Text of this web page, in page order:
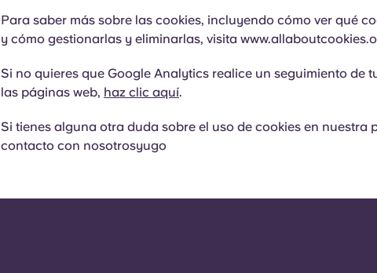
Para saber más sobre las cookies, incluyendo cómo ver qué
y cómo gestionarlas y eliminarlas, visita
Si no quieres que Google Analytics realice un seguimiento de
las páginas web, haz clic aquí.
Si tienes alguna otra duda sobre el uso de cookies en nuestra
contacto con nosotrosyugo